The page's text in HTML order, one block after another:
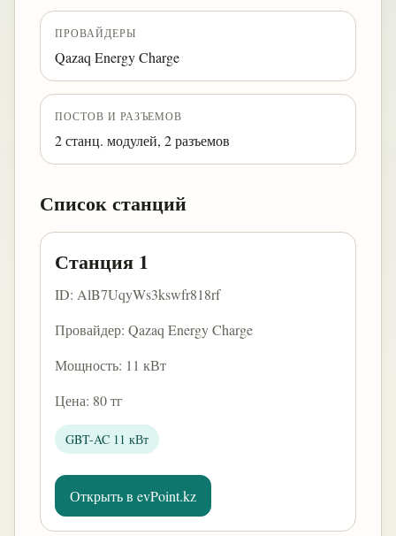
ПРОВАЙДЕРЫ
Qazaq Energy Charge
ПОСТОВ И РАЗЪЕМОВ
2 станц. модулей, 2 разъемов
Список станций
Станция 1
ID: AlB7UqyWs3kswfr818rf
Провайдер: Qazaq Energy Charge
Мощность: 11 кВт
Цена: 80 тг
GBT-AC 11 кВт
Открыть в evPoint.kz